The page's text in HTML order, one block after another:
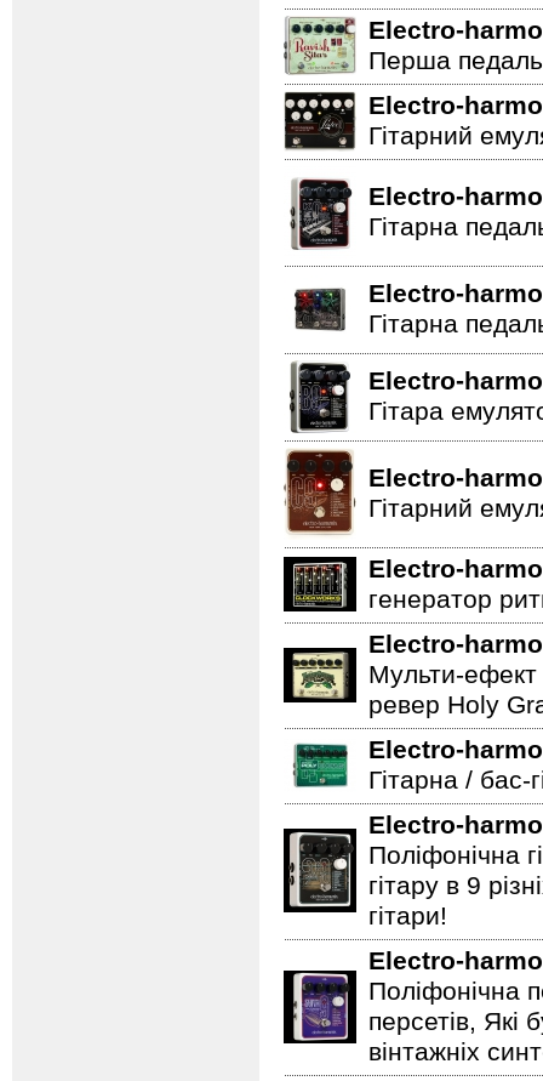
Electro-
Перша
Electro-
Гітарний
Electro-
Гітарна
Electro-
Гітарна
Electro-
Гітара
Electro-
Гітарний
Electro-
генератор
Electro-
Мульти-ефект
ревер Holy
Electro-
Гітарна / бас-
Electro-
Поліфонічна
гітару в 9
гітари!
Electro-
Поліфонічна
персетів, Які
вінтажніх